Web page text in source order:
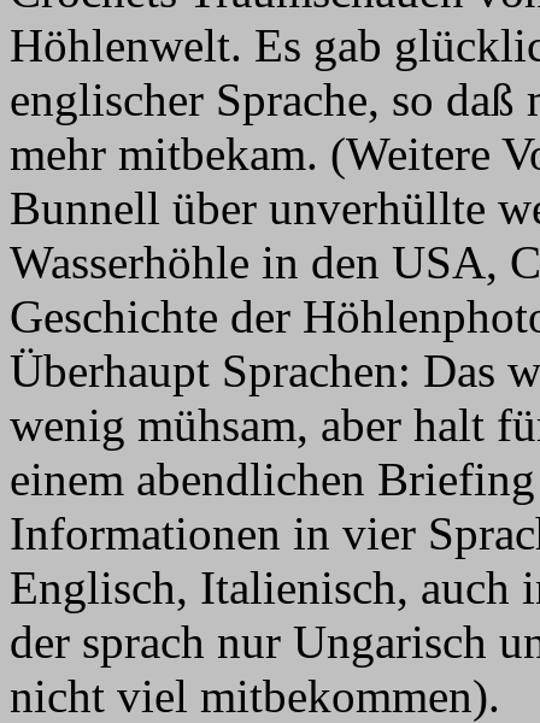
Höhlenwelt. Es gab
englischer Sprache, so daß
mehr mitbekam. (Weitere
Bunnell über unverhüllte
Wasserhöhle in den USA,
Geschichte der
Überhaupt Sprachen: Das
wenig mühsam, aber halt
einem abendlichen
Informationen in vier
Englisch, Italienisch, auch
der sprach nur Ungarisch
nicht viel mitbekommen).